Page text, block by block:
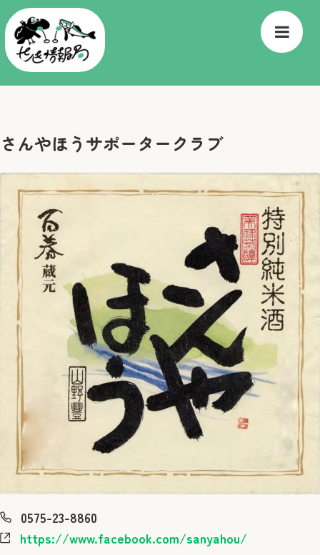
さんやほうサポータークラブ
Phone
0575-23-8860
Website
https://www.facebook.com/sanyahou/